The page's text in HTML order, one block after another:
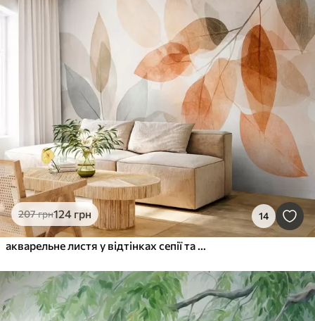
207грн124 грн 14
акварельне листя у відтінках сепії та сірого